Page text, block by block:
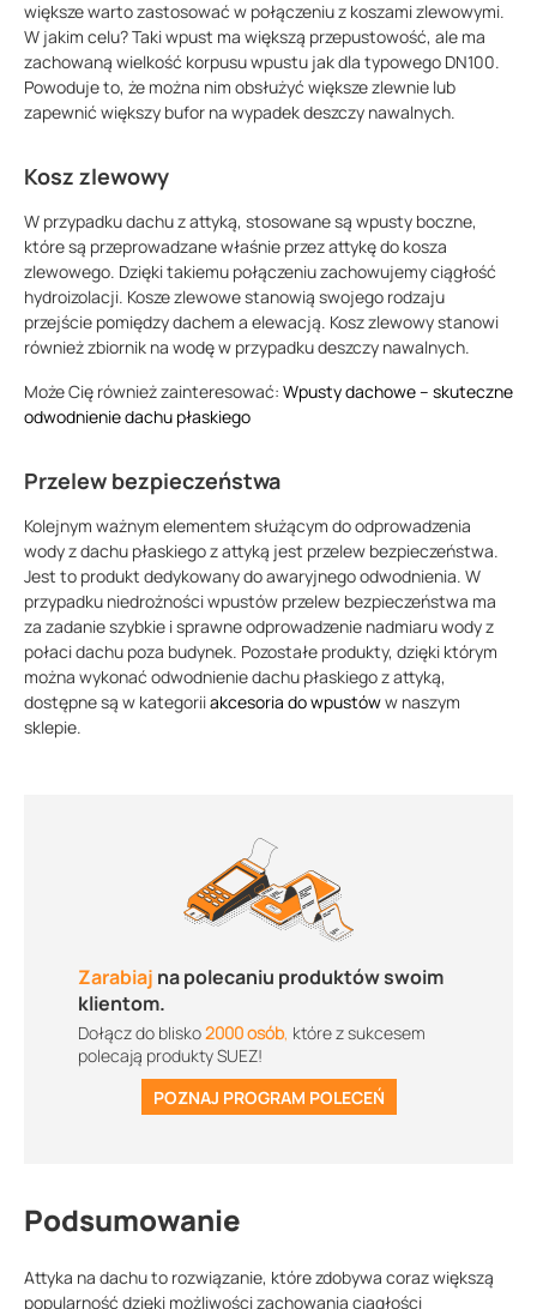
większe warto zastosować w połączeniu z koszami zlewowymi.
W jakim celu? Taki wpust ma większą przepustowość, ale ma
zachowaną wielkość korpusu wpustu jak dla typowego DN100.
Powoduje to, że można nim obsłużyć większe zlewnie lub
zapewnić większy bufor na wypadek deszczy nawalnych.
Kosz zlewowy
W przypadku dachu z attyką, stosowane są wpusty boczne,
które są przeprowadzane właśnie przez attykę do kosza
zlewowego. Dzięki takiemu połączeniu zachowujemy ciągłość
hydroizolacji. Kosze zlewowe stanowią swojego rodzaju
przejście pomiędzy dachem a elewacją. Kosz zlewowy stanowi
również zbiornik na wodę w przypadku deszczy nawalnych.
Może Cię również zainteresować: Wpusty dachowe – skuteczne
odwodnienie dachu płaskiego
Przelew bezpieczeństwa
Kolejnym ważnym elementem służącym do odprowadzenia
wody z dachu płaskiego z attyką jest przelew bezpieczeństwa.
Jest to produkt dedykowany do awaryjnego odwodnienia. W
przypadku niedrożności wpustów przelew bezpieczeństwa ma
za zadanie szybkie i sprawne odprowadzenie nadmiaru wody z
połaci dachu poza budynek. Pozostałe produkty, dzięki którym
można wykonać odwodnienie dachu płaskiego z attyką,
dostępne są w kategoriiakcesoria do wpustóww naszym
sklepie.
Zarabiaj na polecaniu produktów swoim
klientom.
Dołącz do blisko2000 osób, które z sukcesem
polecają produkty SUEZ!
POZNAJ PROGRAM POLECEŃ
Podsumowanie
Attyka na dachu to rozwiązanie, które zdobywa coraz większą
popularność dzięki możliwości zachowania ciągłości